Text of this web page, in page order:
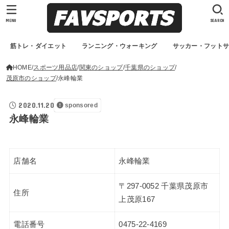
筋トレ・ダイエット ランニング・ウォーキング サッカー・フット
SEARCH
MENU
HOME スポーツ用品店 関東のショップ 千葉県のショップ
茂原市のショップ 永峰輪業
2020.11.20 sponsored
永峰輪業
店舗名 永峰輪業
住所
〒297-0052 千葉県茂原市
上茂原167
電話番号 0475-22-4169